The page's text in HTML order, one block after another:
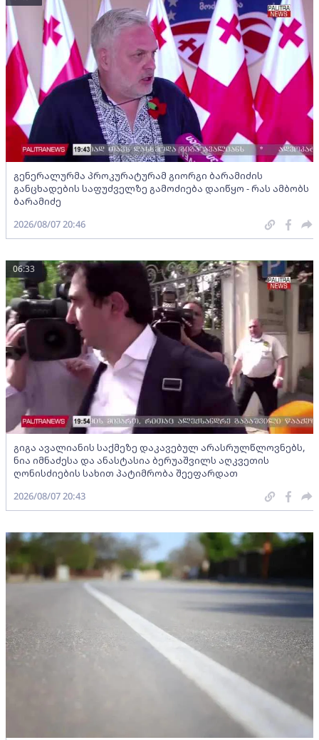
გენერალურმა პროკურატურამ გიორგი ბარამიძის
განცხადების საფუძველზე გამოძიება დაიწყო - რას ამბობს
ბარამიძე
2026/08/07 20:46
გიგა ავალიანის საქმეზე დაკავებულ არასრულწლოვნებს,
ნია იმნაძესა და ანასტასია ბერუაშვილს აღკვეთის
ღონისძიების სახით პატიმრობა შეეფარდათ
06:33
2026/08/07 20:43